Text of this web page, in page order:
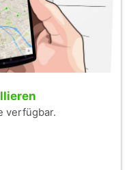
verfügbar.